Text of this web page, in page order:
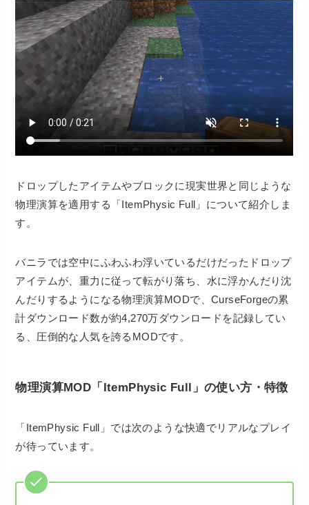
ドロップしたアイテムやブロックに現実世界と同じような
物理演算を適用する「ItemPhysic Full」について紹介しま
す。
バニラでは空中にふわふわ浮いているだけだったドロップ
アイテムが、重力に従って転がり落ち、水に浮かんだり沈
んだりするようになる物理演算MODで、CurseForgeの累
計ダウンロード数が約4,270万ダウンロードを記録してい
る、圧倒的な人気を誇るMODです。
物理演算MOD「ItemPhysic Full」の使い方・特徴
「ItemPhysic Full」では次のような快適でリアルなプレイ
が待っています。